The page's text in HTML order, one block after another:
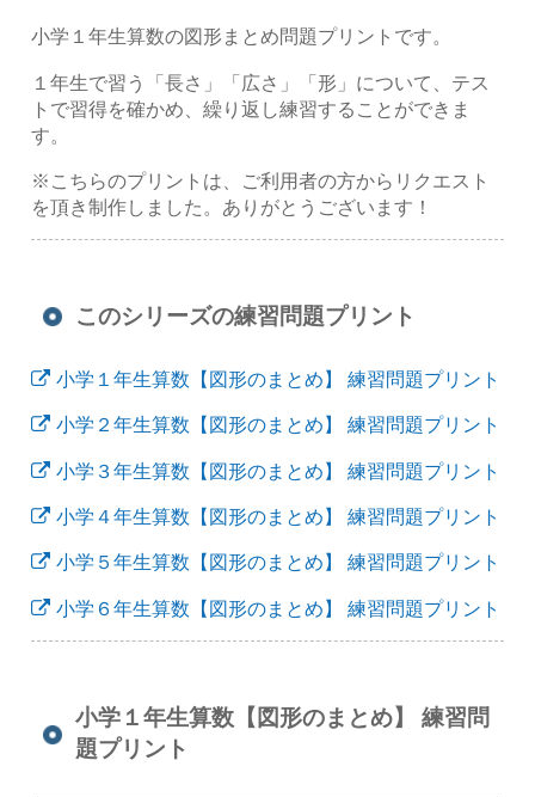
小学１年生算数の図形まとめ問題プリントです。
１年生で習う「長さ」「広さ」「形」について、テス
トで習得を確かめ、繰り返し練習することができま
す。
※こちらのプリントは、ご利用者の方からリクエスト
を頂き制作しました。ありがとうございます！
このシリーズの練習問題プリント
小学１年生算数【図形のまとめ】 練習問題プリント
小学２年生算数【図形のまとめ】 練習問題プリント
小学３年生算数【図形のまとめ】 練習問題プリント
小学４年生算数【図形のまとめ】 練習問題プリント
小学５年生算数【図形のまとめ】 練習問題プリント
小学６年生算数【図形のまとめ】 練習問題プリント
小学１年生算数【図形のまとめ】 練習問
題プリント